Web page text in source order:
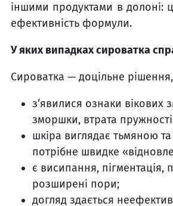
іншими продуктами в долоні:
ефективність формули.
У яких випадках сироватка
Сироватка — доцільне
з’явилися ознаки вікових
зморшки, втрата
шкіра виглядає тьмяною
потрібне швидке
є висипання, пігментація,
розширені пори;
догляд здається